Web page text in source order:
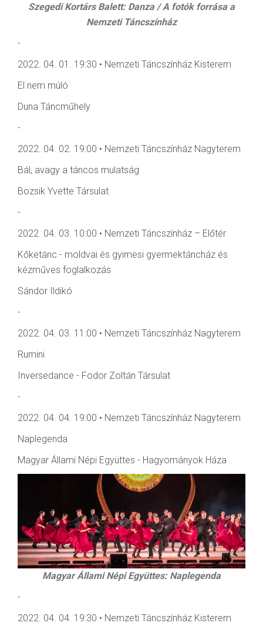
Szegedi Kortárs Balett: Danza / A fotók forrása a
Nemzeti Táncszínház
-
2022. 04. 01. 19:30 • Nemzeti Táncszínház Kisterem
El nem múló
Duna Táncműhely
-
2022. 04. 02. 19:00 • Nemzeti Táncszínház Nagyterem
Bál, avagy a táncos mulatság
Bozsik Yvette Társulat
-
2022. 04. 03. 10:00 • Nemzeti Táncszínház – Előtér
Kőketánc - moldvai és gyimesi gyermektáncház és
kézműves foglalkozás
Sándor Ildikó
-
2022. 04. 03. 11:00 • Nemzeti Táncszínház Nagyterem
Rumini
Inversedance - Fodor Zoltán Társulat
-
2022. 04. 04. 19:00 • Nemzeti Táncszínház Nagyterem
Naplegenda
Magyar Állami Népi Együttes - Hagyományok Háza
Magyar Állami Népi Együttes: Naplegenda
-
2022. 04. 04. 19:30 • Nemzeti Táncszínház Kisterem